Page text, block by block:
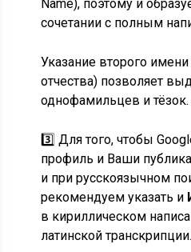
Name), поэтому и
сочетании с полным
Указание второго
отчества) позволяет
однофамильцев и тёзок.
3️⃣ Для того, чтобы
профиль и Ваши
и при русскоязычном
рекомендуем указать и
в кириллическом
латинской транскрипции.